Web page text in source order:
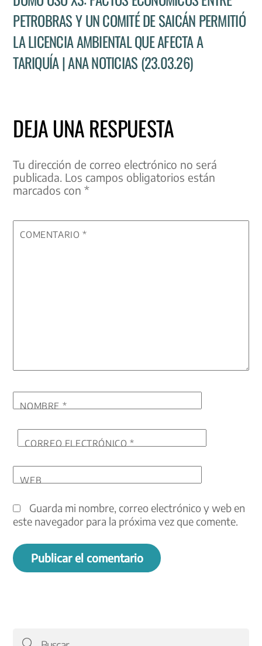
PETROBRAS Y UN COMITÉ DE SAICÁN PERMITIÓ
LA LICENCIA AMBIENTAL QUE AFECTA A
TARIQUÍA | ANA NOTICIAS (23.03.26)
DEJA UNA RESPUESTA
Tu dirección de correo electrónico no será
publicada. Los campos obligatorios están
marcados con*
COMENTARIO*
NOMBRE *
CORREO ELECTRÓNICO*
WEB
Guarda mi nombre, correo electrónico y web en
este navegador para la próxima vez que comente.